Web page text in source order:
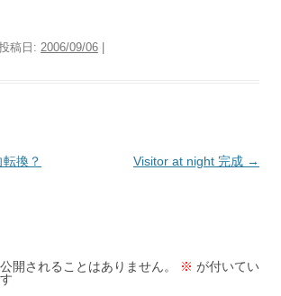
稿日: 2006/09/06
換？ Visitor at night 完成 →
開されることはありません。 ※ が付いてい